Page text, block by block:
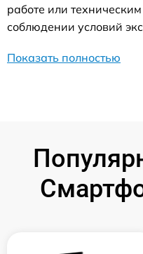
работе или
соблюдении условий
Показать полностью